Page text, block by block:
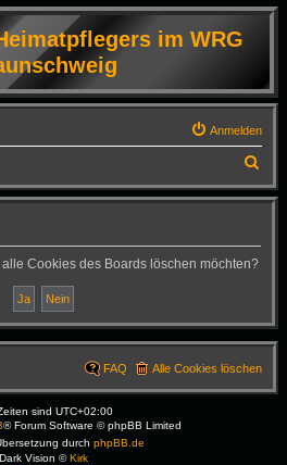
im WRG
Anmelden
u
Cookies des Boards löschen möchten?
Alle Cookies löschen
FAQ
sind UTC+02:00
® Forum Software © phpBB Limited
durch phpBB.de
Dark Vision ©Kirk